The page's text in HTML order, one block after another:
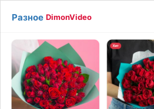
Разное DimonVideo